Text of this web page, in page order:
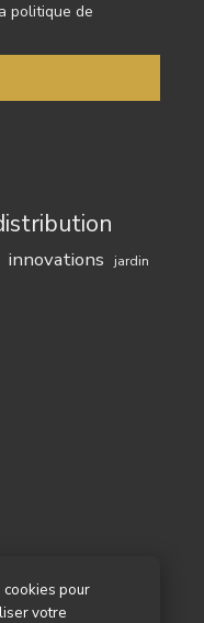
pour
votre
politique de
innovations jardin